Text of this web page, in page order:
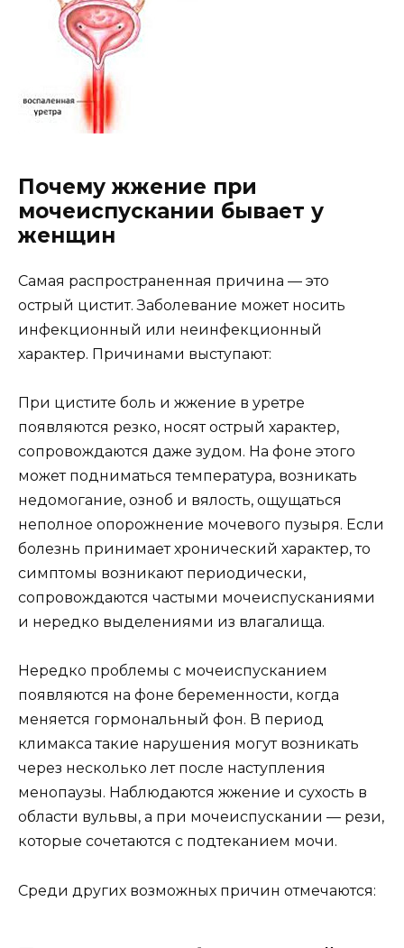
Почему жжение при
мочеиспускании бывает у
женщин
Самая распространенная причина — это
острый цистит. Заболевание может носить
инфекционный или неинфекционный
характер. Причинами выступают:
При цистите боль и жжение в уретре
появляются резко, носят острый характер,
сопровождаются даже зудом. На фоне этого
может подниматься температура, возникать
недомогание, озноб и вялость, ощущаться
неполное опорожнение мочевого пузыря. Если
болезнь принимает хронический характер, то
симптомы возникают периодически,
сопровождаются частыми мочеиспусканиями
и нередко выделениями из влагалища.
Нередко проблемы с мочеиспусканием
появляются на фоне беременности, когда
меняется гормональный фон. В период
климакса такие нарушения могут возникать
через несколько лет после наступления
менопаузы. Наблюдаются жжение и сухость в
области вульвы, а при мочеиспускании — рези,
которые сочетаются с подтеканием мочи.
Среди других возможных причин отмечаются: